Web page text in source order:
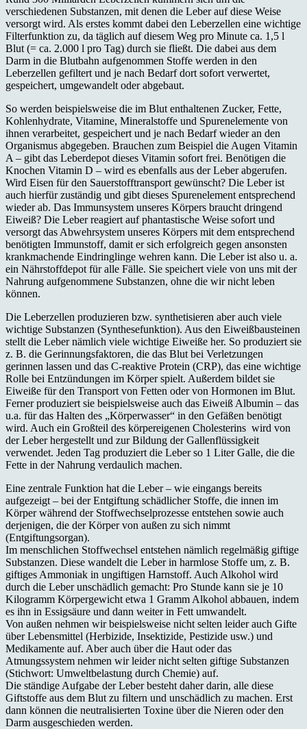
verschiedenen Substanzen, mit denen die Leber auf diese Weise
versorgt wird. Als erstes kommt dabei den Leberzellen eine wichtige
Filterfunktion zu, da täglich auf diesem Weg pro Minute ca. 1,5 l
Blut (= ca. 2.000 l pro Tag) durch sie fließt. Die dabei aus dem
Darm in die Blutbahn aufgenommen Stoffe werden in den
Leberzellen gefiltert und je nach Bedarf dort sofort verwertet,
gespeichert, umgewandelt oder abgebaut.
So werden beispielsweise die im Blut enthaltenen Zucker, Fette,
Kohlenhydrate, Vitamine, Mineralstoffe und Spurenelemente von
ihnen verarbeitet, gespeichert und je nach Bedarf wieder an den
Organismus abgegeben. Brauchen zum Beispiel die Augen Vitamin
A – gibt das Leberdepot dieses Vitamin sofort frei. Benötigen die
Knochen Vitamin D – wird es ebenfalls aus der Leber abgerufen.
Wird Eisen für den Sauerstofftransport gewünscht? Die Leber ist
auch hierfür zuständig und gibt dieses Spurenelement entsprechend
wieder ab. Das Immunsystem unseres Körpers braucht dringend
Eiweiß? Die Leber reagiert auf phantastische Weise sofort und
versorgt das Abwehrsystem unseres Körpers mit dem entsprechend
benötigten Immunstoff, damit er sich erfolgreich gegen ansonsten
krankmachende Eindringlinge wehren kann. Die Leber ist also u. a.
ein Nährstoffdepot für alle Fälle. Sie speichert viele von uns mit der
Nahrung aufgenommene Substanzen, ohne die wir nicht leben
können.
Die Leberzellen produzieren bzw. synthetisieren aber auch viele
wichtige Substanzen (Synthesefunktion). Aus den Eiweißbausteinen
stellt die Leber nämlich viele wichtige Eiweiße her. So produziert sie
z. B. die Gerinnungsfaktoren, die das Blut bei Verletzungen
gerinnen lassen und das C-reaktive Protein (CRP), das eine wichtige
Rolle bei Entzündungen im Körper spielt. Außerdem bildet sie
Eiweiße für den Transport von Fetten oder von Hormonen im Blut.
Ferner produziert sie beispielsweise auch das Eiweiß Albumin – das
u.a. für das Halten des „Körperwasser“ in den Gefäßen benötigt
wird. Auch ein Großteil des körpereigenen Cholesterins wird von
der Leber hergestellt und zur Bildung der Gallenflüssigkeit
verwendet. Jeden Tag produziert die Leber so 1 Liter Galle, die die
Fette in der Nahrung verdaulich machen.
Eine zentrale Funktion hat die Leber – wie eingangs bereits
aufgezeigt – bei der Entgiftung schädlicher Stoffe, die innen im
Körper während der Stoffwechselprozesse entstehen sowie auch
derjenigen, die der Körper von außen zu sich nimmt
(Entgiftungsorgan).
Im menschlichen Stoffwechsel entstehen nämlich regelmäßig giftige
Substanzen. Diese wandelt die Leber in harmlose Stoffe um, z. B.
giftiges Ammoniak in ungiftigen Harnstoff. Auch Alkohol wird
durch die Leber unschädlich gemacht: Pro Stunde kann sie je 10
Kilogramm Körpergewicht etwa 1 Gramm Alkohol abbauen, indem
es ihn in Essigsäure und dann weiter in Fett umwandelt.
Von außen nehmen wir beispielsweise nicht selten leider auch Gifte
über Lebensmittel (Herbizide, Insektizide, Pestizide usw.) und
Medikamente auf. Aber auch über die Haut oder das
Atmungssystem nehmen wir leider nicht selten giftige Substanzen
(Stichwort: Umweltbelastung durch Chemie) auf.
Die ständige Aufgabe der Leber besteht daher darin, alle diese
Giftstoffe aus dem Blut zu filtern und unschädlich zu machen. Erst
dann können die neutralisierten Toxine über die Nieren oder den
Darm ausgeschieden werden.